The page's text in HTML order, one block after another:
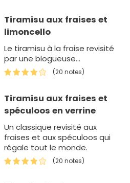
Tiramisu aux fraises et
limoncello
Le tiramisu à la fraise revisité
par une blogueuse...
(20 notes)
Tiramisu aux fraises et
spéculoos en verrine
Un classique revisité aux
fraises et aux spéculoos qui
régale tout le monde.
(20 notes)